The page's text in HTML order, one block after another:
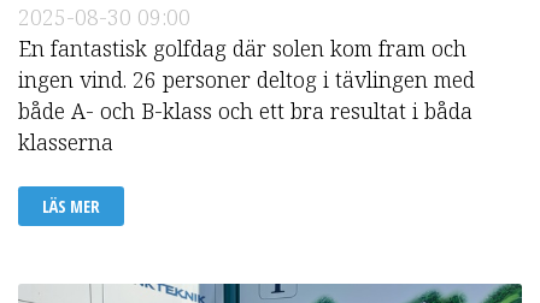
2025-08-30 09:00
En fantastisk golfdag där solen kom fram och
ingen vind. 26 personer deltog i tävlingen med
både A- och B-klass och ett bra resultat i båda
klasserna
LÄS MER